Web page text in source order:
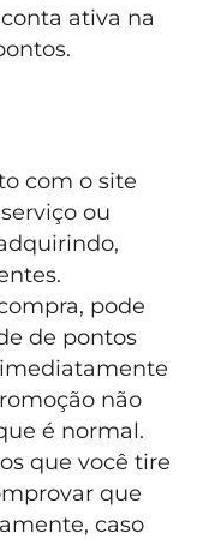
ativa na
com o site
ou
pode
de pontos
não
é normal.
que você tire
que
caso